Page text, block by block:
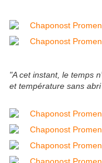
"A cet instant, le temps
et température sans